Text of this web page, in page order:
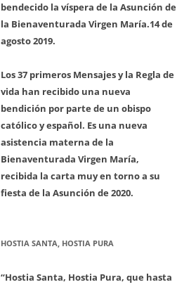
bendecido la víspera de la Asunción de
la Bienaventurada Virgen María.14 de
agosto 2019.
Los 37 primeros Mensajes y la Regla de
vida han recibido una nueva
bendición por parte de un obispo
católico y español. Es una nueva
asistencia materna de la
Bienaventurada Virgen María,
recibida la carta muy en torno a su
fiesta de la Asunción de 2020.
HOSTIA SANTA, HOSTIA PURA
“Hostia Santa, Hostia Pura, que hasta